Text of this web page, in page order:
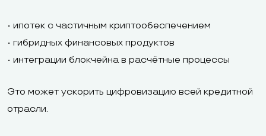
• ипотек с частичным криптообеспечением
• гибридных финансовых продуктов
• интеграции блокчейна в расчётные процессы
Это может ускорить цифровизацию всей кредитной
отрасли.